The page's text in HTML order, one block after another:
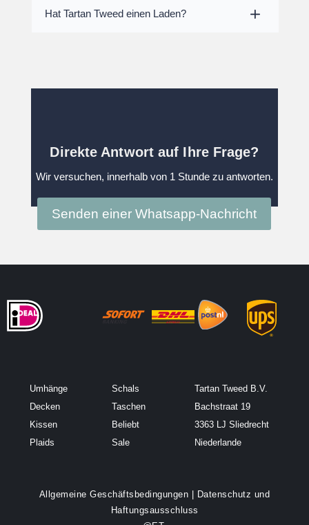
Hat Tartan Tweed einen Laden?
Direkte Antwort auf Ihre Frage?
Wir versuchen, innerhalb von 1 Stunde zu antworten.
Senden einer Whatsapp-Nachricht
Umhänge
Decken
Kissen
Plaids
Schals
Taschen
Beliebt
Sale
Tartan Tweed B.V.
Bachstraat 19
3363 LJ Sliedrecht
Niederlande
Allgemeine Geschäftsbedingungen
Datenschutz und
Haftungsausschluss